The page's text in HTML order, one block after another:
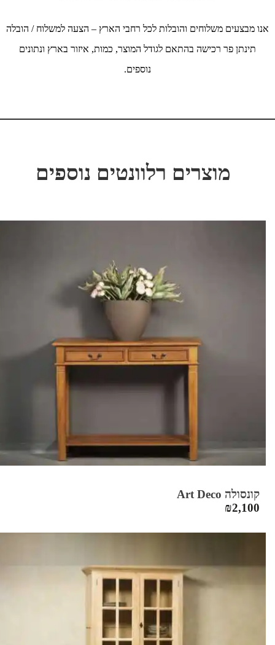
אנו מבצעים משלוחים והובלות לכל רחבי הארץ – הצעה למשלוח / הובלה
תינתן פר רכישה בהתאם לגודל המוצר, כמות, איזור בארץ ונתונים
נוספים.
מוצרים רלוונטים נוספים
קונסולה Art Deco
₪2,100